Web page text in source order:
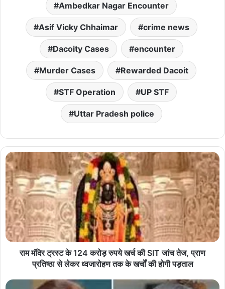
Ambedkar Nagar Encounter
Asif Vicky Chhaimar crime news
Dacoity Cases encounter
Murder Cases Rewarded Dacoit
STF Operation UP STF
Uttar Pradesh police
राम मंदिर ट्रस्ट के 124 करोड़ रुपये खर्च की SIT जांच तेज, प्राण
प्रतिष्ठा से लेकर ध्वजारोहण तक के खर्चों की होगी पड़ताल